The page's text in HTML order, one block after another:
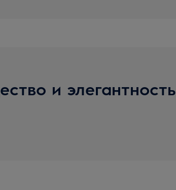
и элегантность